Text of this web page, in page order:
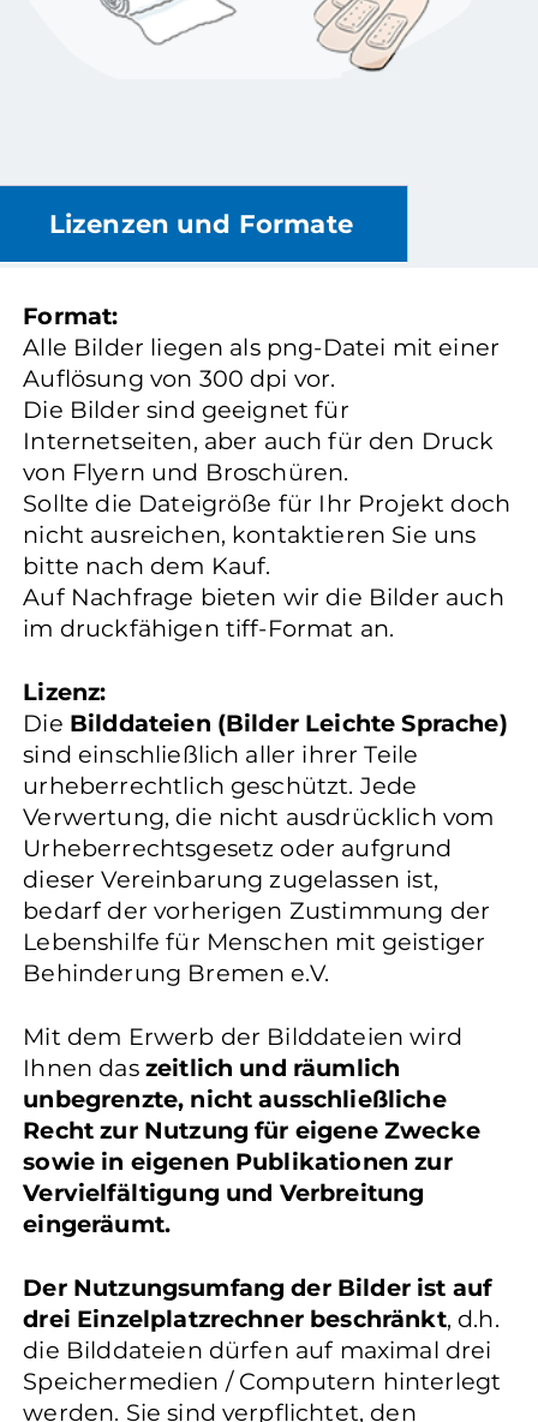
Lizenzen und Formate
Format:
Alle Bilder liegen als png-Datei mit einer
Auflösung von 300 dpi vor.
Die Bilder sind geeignet für
Internetseiten, aber auch für den Druck
von Flyern und Broschüren.
Sollte die Dateigröße für Ihr Projekt doch
nicht ausreichen, kontaktieren Sie uns
bitte nach dem Kauf.
Auf Nachfrage bieten wir die Bilder auch
im druckfähigen tiff-Format an.
Lizenz:
Die Bilddateien (Bilder Leichte Sprache)
sind einschließlich aller ihrer Teile
urheberrechtlich geschützt. Jede
Verwertung, die nicht ausdrücklich vom
Urheberrechtsgesetz oder aufgrund
dieser Vereinbarung zugelassen ist,
bedarf der vorherigen Zustimmung der
Lebenshilfe für Menschen mit geistiger
Behinderung Bremen e.V.
Mit dem Erwerb der Bilddateien wird
Ihnen das zeitlich und räumlich
unbegrenzte, nicht ausschließliche
Recht zur Nutzung für eigene Zwecke
sowie in eigenen Publikationen zur
Vervielfältigung und Verbreitung
eingeräumt.
Der Nutzungsumfang der Bilder ist auf
drei Einzelplatzrechner beschränkt, d.h.
die Bilddateien dürfen auf maximal drei
Speichermedien / Computern hinterlegt
werden. Sie sind verpflichtet, den